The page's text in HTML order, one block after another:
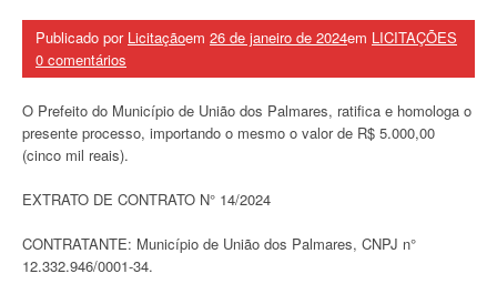
Publicado por Licitaçãoem 26 de janeiro de 2024em LICITAÇÕES
0 comentários
O Prefeito do Município de União dos Palmares, ratifica e homologa o
presente processo, importando o mesmo o valor de R$ 5.000,00
(cinco mil reais).
EXTRATO DE CONTRATO N° 14/2024
CONTRATANTE: Município de União dos Palmares, CNPJ n°
12.332.946/0001-34.